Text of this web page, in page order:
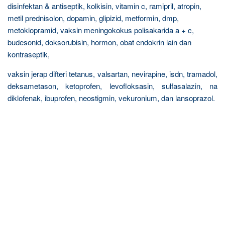
disinfektan & antiseptik, kolkisin, vitamin c, ramipril, atropin,
metil prednisolon, dopamin, glipizid, metformin, dmp,
metoklopramid, vaksin meningokokus polisakarida a + c,
budesonid, doksorubisin, hormon, obat endokrin lain dan
kontraseptik,
vaksin jerap difteri tetanus, valsartan, nevirapine, isdn, tramadol,
deksametason, ketoprofen, levofloksasin, sulfasalazin, na
diklofenak, ibuprofen, neostigmin, vekuronium, dan lansoprazol.